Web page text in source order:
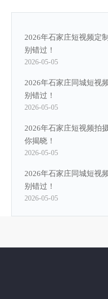
2026年石家庄短视频定
别错过！
2026-05-05
2026年石家庄同城短视
别错过！
2026-05-05
2026年石家庄短视频拍
你揭晓！
2026-05-05
2026年石家庄同城短视
别错过！
2026-05-05